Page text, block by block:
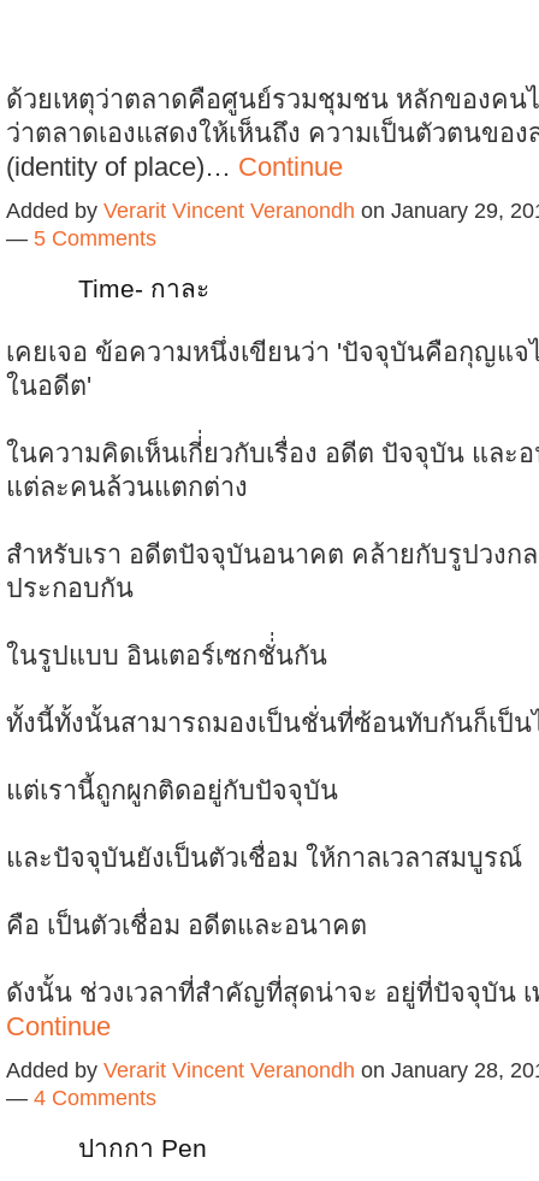
ด้วยเหตุว่าตลาดคือศูนย์รวมชุมชน หลักของคน
ว่าตลาดเองแสดงให้เห็นถึง ความเป็นตัวตนขอ
(identity of place)… Continue
Added by Verarit Vincent Veranondh on January 29,
— 5 Comments
Time- กาละ
เคยเจอ ข้อความหนึ่งเขียนว่า 'ปัจจุบันคือกุญแ
ในอดีต'
ในความคิดเห็นเกี่่ยวกับเรื่อง อดีต ปัจจุบัน และ
แต่ละคนล้วนแตกต่าง
สำหรับเรา อดีตปัจจุบันอนาคต คล้ายกับรูปวงก
ประกอบกัน
ในรูปแบบ อินเตอร์เซกชั่่นกัน
ทั้งนี้ทั้งนั้นสามารถมองเป็นชั่นที่ซ้อนทับกันก็เป็น
แต่เรานี้ถูกผูกติดอยู่กับปัจจุบัน
และปัจจุบันยังเป็นตัวเชื่อม ให้กาลเวลาสมบูรณ์
คือ เป็นตัวเชื่อม อดีตและอนาคต
ดังนั้น ช่วงเวลาที่สำคัญที่สุดน่าจะ อยู่ที่ปัจจุบัน
Continue
Added by Verarit Vincent Veranondh on January 28,
— 4 Comments
ปากกา Pen